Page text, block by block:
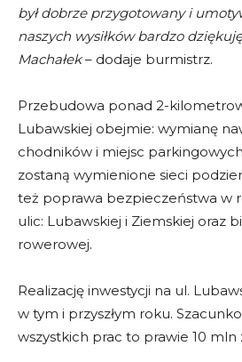
był dobrze przygotowany i
naszych wysiłków bardzo
Machałek– dodaje burmistrz.
Przebudowa ponad 2-
Lubawskiej obejmie: wymianę
chodników i miejsc
zostaną wymienione sieci
też poprawa bezpieczeństwa w
ulic: Lubawskiej i Ziemskiej oraz
rowerowej.
Realizację inwestycji na ul.
w tym i przyszłym roku.
wszystkich prac to prawie 10 mln